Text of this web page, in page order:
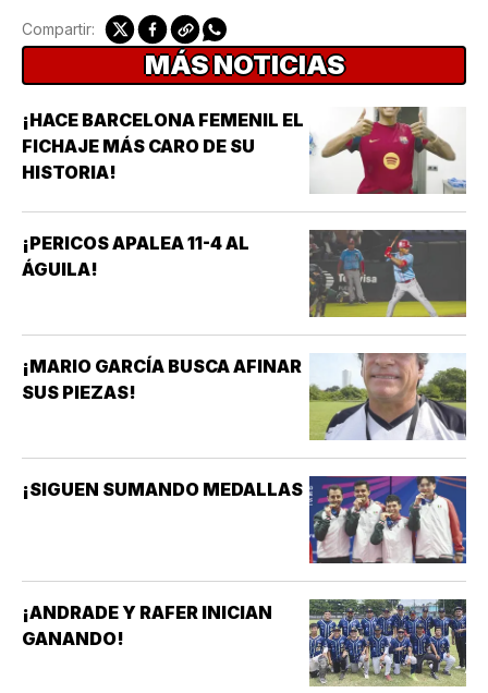
Compartir:
MÁS NOTICIAS
¡HACE BARCELONA FEMENIL EL
FICHAJE MÁS CARO DE SU
HISTORIA!
¡PERICOS APALEA 11-4 AL
ÁGUILA!
¡MARIO GARCÍA BUSCA AFINAR
SUS PIEZAS!
¡SIGUEN SUMANDO MEDALLAS
¡ANDRADE Y RAFER INICIAN
GANANDO!